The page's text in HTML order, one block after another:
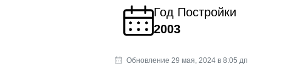
Год Постройки
2003
Обновление 29 мая, 2024 в 8:05 дп